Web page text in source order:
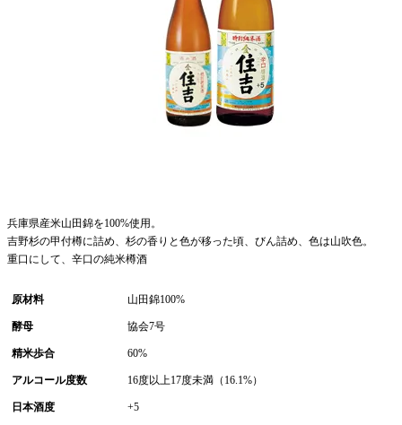
兵庫県産米山田錦を100%使用。
吉野杉の甲付樽に詰め、杉の香りと色が移った頃、びん詰め、色は山吹色。
重口にして、辛口の純米樽酒
原材料 山田錦100%
酵母 協会7号
精米歩合 60%
アルコール度数 16度以上17度未満（16.1%）
日本酒度 +5